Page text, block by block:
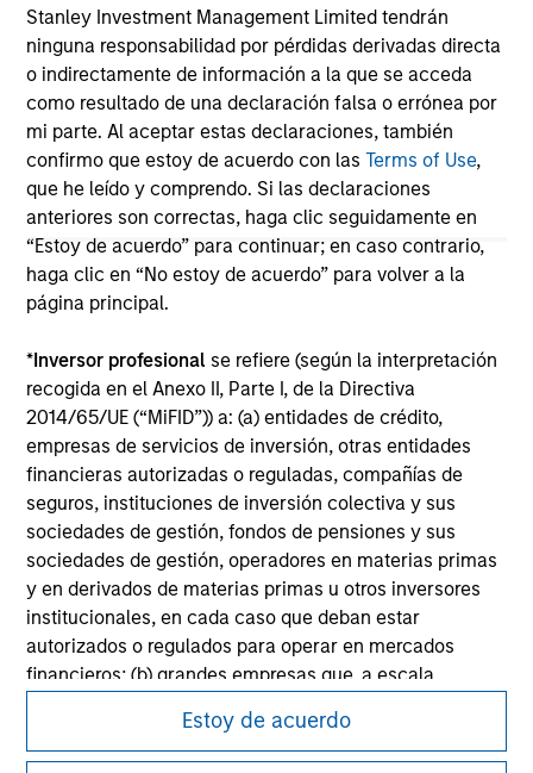
Stanley Investment Management Limited tendrán
ninguna responsabilidad por pérdidas derivadas directa
o indirectamente de información a la que se acceda
como resultado de una declaración falsa o errónea por
mi parte. Al aceptar estas declaraciones, también
confirmo que estoy de acuerdo con lasTerms of Use,
que he leído y comprendo. Si las declaraciones
anteriores son correctas, haga clic seguidamente en
“Estoy de acuerdo” para continuar; en caso contrario,
haga clic en “No estoy de acuerdo” para volver a la
página principal.
*Inversor profesional se refiere (según la interpretación
recogida en el Anexo II, Parte I, de la Directiva
2014/65/UE (“MiFID”)) a: (a) entidades de crédito,
empresas de servicios de inversión, otras entidades
financieras autorizadas o reguladas, compañías de
seguros, instituciones de inversión colectiva y sus
sociedades de gestión, fondos de pensiones y sus
sociedades de gestión, operadores en materias primas
y en derivados de materias primas u otros inversores
institucionales, en cada caso que deban estar
autorizados o regulados para operar en mercados
financieros; (b) grandes empresas que, a escala
tamaño de la empresa: (i) total del balance: 20.000.000
EUR, (ii) volumen de negocios neto: 40.000.000 EUR o
Estoy de acuerdo
May not represent all Team Members.
The information on this page is for informational
purposes only. The information contained herein does
not constitute and should not be construed as an
offering of advisory services or an offer to sell or a
solicitation of an offer to buy any securities in any
jurisdiction in which such offer or solicitation,
purchase or sale would be unlawful under the
securities, insurance or other laws of such jurisdiction.
All investing involves risks, including a loss of principal.
information on the strategy, including additional risk
considerations.